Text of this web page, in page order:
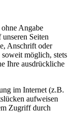
Angabe
Seiten
Anschrift oder
möglich, stets
Ihre ausdrückliche
im Internet (z.B.
aufweisen
Zugriff durch